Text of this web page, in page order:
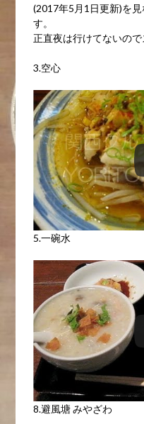
(2017年5月1日更新)を
す。
正直夜は行けてないので
3.空心
5.一碗水
8.避風塘 みやざわ